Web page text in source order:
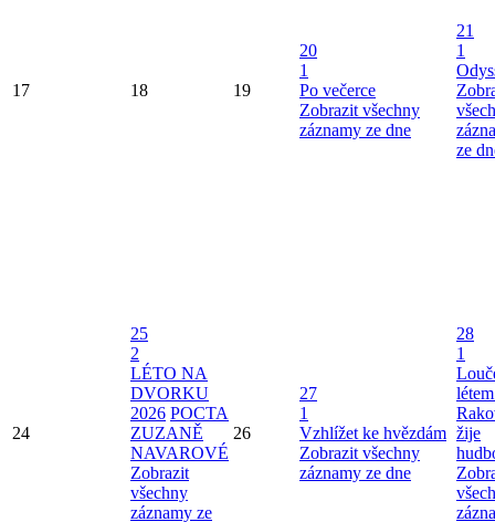
17 18 19
20
1
Po večerce
Zobrazit všechny
záznamy ze dne
21
1
ze
24
25
2
LÉTO NA
DVORKU
2026 POCTA
ZUZANĚ
NAVAROVÉ
Zobrazit
všechny
záznamy ze
26
27
1
Vzhlížet ke hvězdám
Zobrazit všechny
záznamy ze dne
28
1
žije